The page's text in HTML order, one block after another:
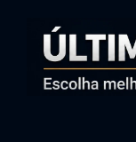
conteúdo